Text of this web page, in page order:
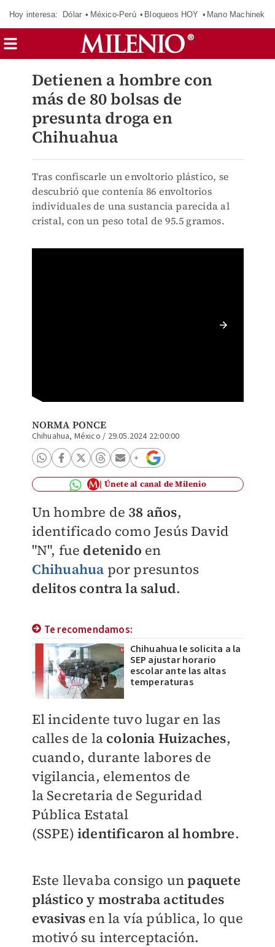
Hoy interesa: Dólar México-Perú Bloqueos HOY Mano Machinek
Detienen a hombre con
más de 80 bolsas de
presunta droga en
Chihuahua
Tras confiscarle un envoltorio plástico, se
descubrió que contenía 86 envoltorios
individuales de una sustancia parecida al
cristal, con un peso total de 95.5 gramos.
NORMA PONCE
Chihuahua, México / 29.05.2024 22:00:00
Únete al canal de Milenio
Un hombre de 38 años,
identificado como Jesús David
"N", fue detenido en
Chihuahua por presuntos
delitos contra la salud.
Te recomendamos:
Chihuahua le solicita a la
SEP ajustar horario
escolar ante las altas
temperaturas
El incidente tuvo lugar en las
calles de la colonia Huizaches,
cuando, durante labores de
vigilancia, elementos de
la Secretaria de Seguridad
Pública Estatal
(SSPE) identificaron al hombre.
Este llevaba consigo unpaquete
plástico y mostraba actitudes
evasivas en la vía pública, lo que
motivó su interceptación.